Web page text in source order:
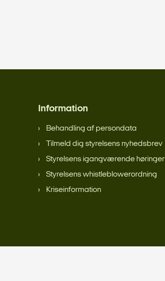
Information
Behandling af persondata
Tilmeld dig styrelsens nyhedsbrev
Styrelsens igangværende høringer
Styrelsens whistleblowerordning
Kriseinformation